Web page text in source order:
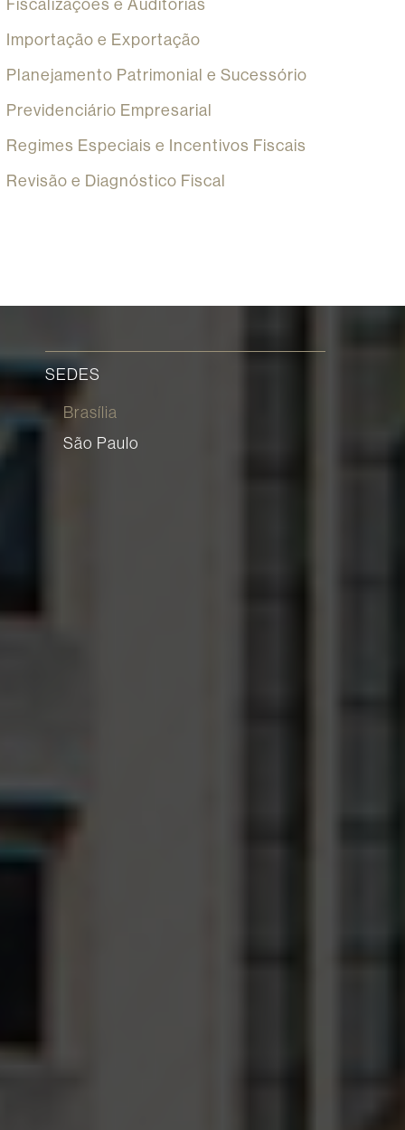
Fiscalizações e Auditorias
Importação e Exportação
Planejamento Patrimonial e Sucessório
Previdenciário Empresarial
Regimes Especiais e Incentivos Fiscais
Revisão e Diagnóstico Fiscal
SEDES
Brasília
São Paulo